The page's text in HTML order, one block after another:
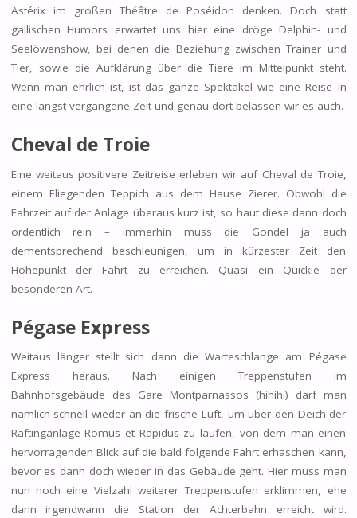
Astérix im großen Théâtre de Poséidon denken. Doch statt
gallischen Humors erwartet uns hier eine dröge Delphin- und
Seelöwenshow, bei denen die Beziehung zwischen Trainer und
Tier, sowie die Aufklärung über die Tiere im Mittelpunkt steht.
Wenn man ehrlich ist, ist das ganze Spektakel wie eine Reise in
eine längst vergangene Zeit und genau dort belassen wir es auch.
Cheval de Troie
Eine weitaus positivere Zeitreise erleben wir auf Cheval de Troie,
einem Fliegenden Teppich aus dem Hause Zierer. Obwohl die
Fahrzeit auf der Anlage überaus kurz ist, so haut diese dann doch
ordentlich rein – immerhin muss die Gondel ja auch
dementsprechend beschleunigen, um in kürzester Zeit den
Höhepunkt der Fahrt zu erreichen. Quasi ein Quickie der
besonderen Art.
Pégase Express
Weitaus länger stellt sich dann die Warteschlange am Pégase
Express heraus. Nach einigen Treppenstufen im
Bahnhofsgebäude des Gare Montparnassos (hihihi) darf man
nämlich schnell wieder an die frische Luft, um über den Deich der
Raftinganlage Romus et Rapidus zu laufen, von dem man einen
hervorragenden Blick auf die bald folgende Fahrt erhaschen kann,
bevor es dann doch wieder in das Gebäude geht. Hier muss man
nun noch eine Vielzahl weiterer Treppenstufen erklimmen, ehe
dann irgendwann die Station der Achterbahn erreicht wird.